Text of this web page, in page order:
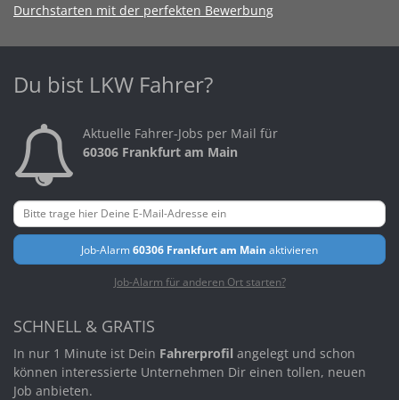
Durchstarten mit der perfekten Bewerbung
Du bist LKW Fahrer?
Aktuelle Fahrer-Jobs per Mail für
60306 Frankfurt am Main
Job-Alarm60306 Frankfurt am Main aktivieren
Job-Alarm für anderen Ort starten?
SCHNELL & GRATIS
In nur 1 Minute ist Dein Fahrerprofil angelegt und schon
können interessierte Unternehmen Dir einen tollen, neuen
Job anbieten.